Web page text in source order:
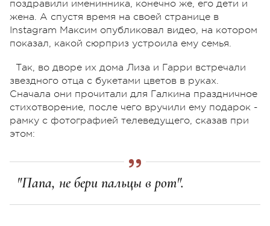
поздравили именинника, конечно же, его дети и
жена. А спустя время на своей странице в
Instagram Максим опубликовал видео, на котором
показал, какой сюрприз устроила ему семья.
Так, во дворе их дома Лиза и Гарри встречали
звездного отца с букетами цветов в руках.
Сначала они прочитали для Галкина праздничное
стихотворение, после чего вручили ему подарок -
рамку с фотографией телеведущего, сказав при
этом:
"Папа, не бери пальцы в рот".